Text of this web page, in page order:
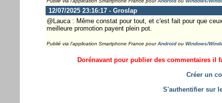
12/07/2025 23:16:17 - Groslap
@Lauca : Même constat pour tout, et c'est fait pour que
meilleure promotion payent plein pot.
Publié via l'application Smartphone France pourAndroidou Windows/
Dorénavant pour publier des commentaires il
Créer un
S'authentifier sur